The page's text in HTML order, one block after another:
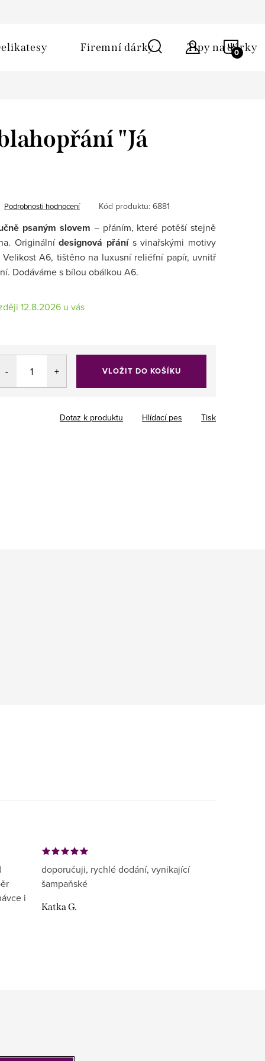
Firemní dárky Tipy na dárky
"Já
Podrobnosti hodnocení Kód produktu: 6881
psaným slovem – přáním, které potěší stejně
Originálnídesignová přánís vinařskými motivy
A6, tištěno na luxusní reliéfní papír, uvnitř
Dodáváme s bílou obálkou A6.
12.8.2026
VLOŽIT DO KOŠÍKU
Tisk
Dotaz k produktu Hlídací pes
i
doporučuji, rychlé dodání, vynikající
šampaňské
Katka G.